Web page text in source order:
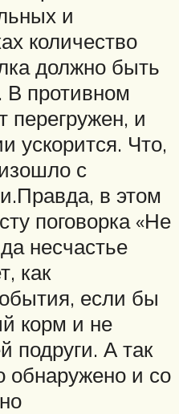
и
количество
должно быть
противном
перегружен, и
ускорится. Что,
с
в этом
поговорка «Не
несчастье
как
если бы
корм и не
подруги. А так
обнаружено и со